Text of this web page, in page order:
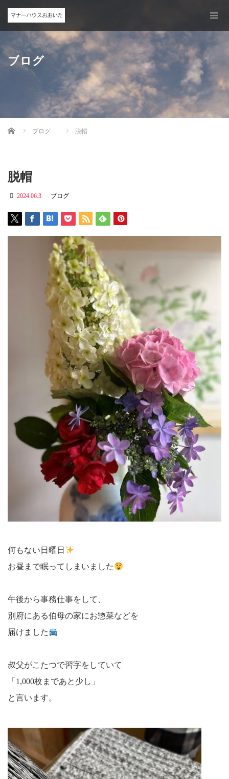
ブログ
Home ブログ 脱帽
脱帽
2024.06.3 ブログ
何もない日曜日
お昼まで眠ってしまいました
午後から事務仕事をして、
別府にある伯母の家にお惣菜などを
届けました
叔父がこたつで習字をしていて
「1,000枚まであと少し」
と言います。